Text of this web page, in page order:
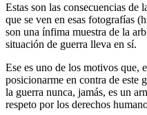
Estas son las consecuencias de
que se ven en esas fotografías
son una ínfima muestra de la
situación de guerra lleva en sí.
Ese es uno de los motivos que,
posicionarme en contra de este
la guerra nunca, jamás, es un
respeto por los derechos